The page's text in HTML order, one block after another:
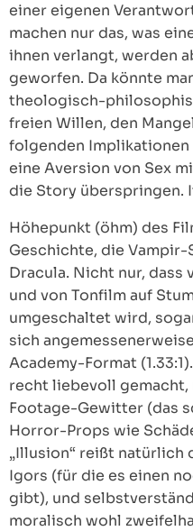
einer eigenen
machen nur das, was
ihnen verlangt, werden
geworfen. Da könnte
theologisch-
freien Willen, den
folgenden
eine Aversion von Sex
die Story überspringen.
Höhepunkt (öhm) des
Geschichte, die
Dracula. Nicht nur, dass
und von Tonfilm auf
umgeschaltet wird,
sich
Academy-Format
recht liebevoll
Footage-Gewitter (das
Horror-Props wie
„Illusion“ reißt natürlich
Igors (für die es einen
gibt), und
moralisch wohl